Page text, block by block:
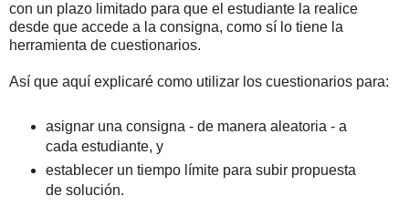
con un plazo limitado para que el estudiante la realice
desde que accede a la consigna, como sí lo tiene la
herramienta de cuestionarios.
Así que aquí explicaré como utilizar los cuestionarios para:
asignar una consigna - de manera aleatoria - a
cada estudiante, y
establecer un tiempo límite para subir propuesta
de solución.